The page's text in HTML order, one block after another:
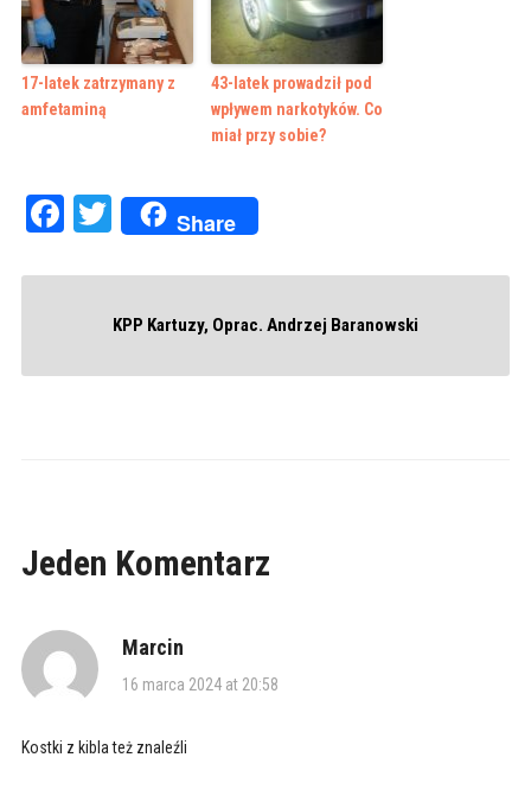
17-latek zatrzymany z
amfetaminą
43-latek prowadził pod
wpływem narkotyków. Co
miał przy sobie?
Facebook
Twitter
Share
KPP Kartuzy, Oprac. Andrzej Baranowski
Jeden Komentarz
Marcin
16 marca 2024 at 20:58
Kostki z kibla też znaleźli